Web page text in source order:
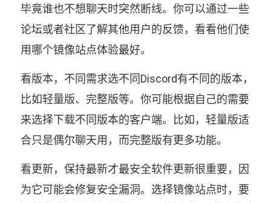
毕竟谁也不想聊天时突然断线。你可以通过一些
论坛或者社区了解其他用户的反馈，看看他们使
用哪个镜像站点体验最好。
看版本，不同需求选不同Discord有不同的版本，
比如轻量版、完整版等。你可能根据自己的需要
来选择下载不同版本的客户端。比如，轻量版适
合只是偶尔聊天用，而完整版有更多功能。
看更新，保持最新才最安全软件更新很重要，因
为它可能会修复安全漏洞。选择镜像站点时，要